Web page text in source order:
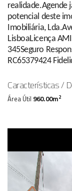
realidade.Agende
potencial deste
Imobiliária,
LisboaLicença
345Seguro
RC65379424
Características /
Área Útil 960.00m2